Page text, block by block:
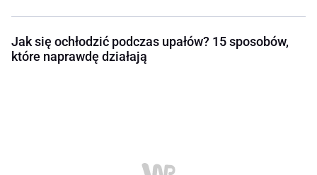
Jak się ochłodzić podczas upałów? 15 sposobów,
które naprawdę działają